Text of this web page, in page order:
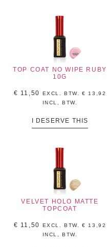
TOP COAT NO WIPE RUBY
10G
€ 11,50 EXCL. BTW.€
13,92
INCL, BTW.
I DESERVE THIS
VELVET HOLO MATTE
TOPCOAT
€ 11,50 EXCL. BTW.€
13,92
INCL, BTW.